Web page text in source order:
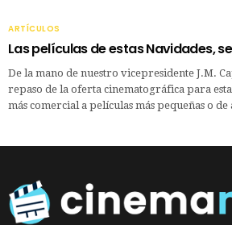
ARTÍCULOS
Las películas de estas Navidades,
De la mano de nuestro vicepresidente J.M.
repaso de la oferta cinematográfica para
más comercial a películas más pequeñas o de